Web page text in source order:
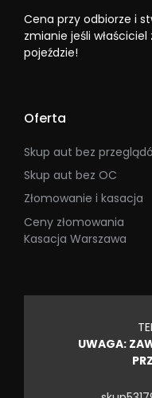
Cena przy odbiorze i
zmianie jeśli
pojeździe!
Oferta
Skup aut bez
Skup aut bez OC
Złomowanie i kasacja
Ceny złomowania
Kasacja Warszawa
UWAGA: